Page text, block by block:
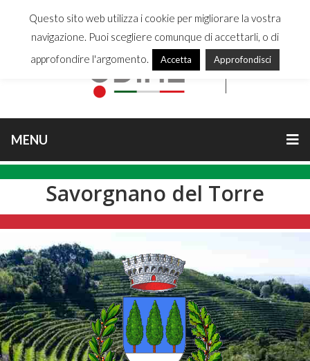
MENU
Savorgnano del Torre
Questo sito web utilizza i cookie per migliorare la vostra
navigazione. Puoi scegliere comunque di accettarli, o di
approfondire l'argomento.
Accetta Approfondisci